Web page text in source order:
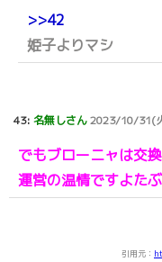
>>42
姫子よりマシ
43: 名無しさん2023/10/31(
でもブローニャは交
運営の温情ですよた
引用元：